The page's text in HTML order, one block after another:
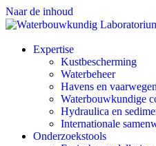
Naar de inhoud
Expertise
Kustbescherming
Waterbeheer
Havens en vaarwegen
Waterbouwkundige
Hydraulica en
Internationale
Onderzoekstools